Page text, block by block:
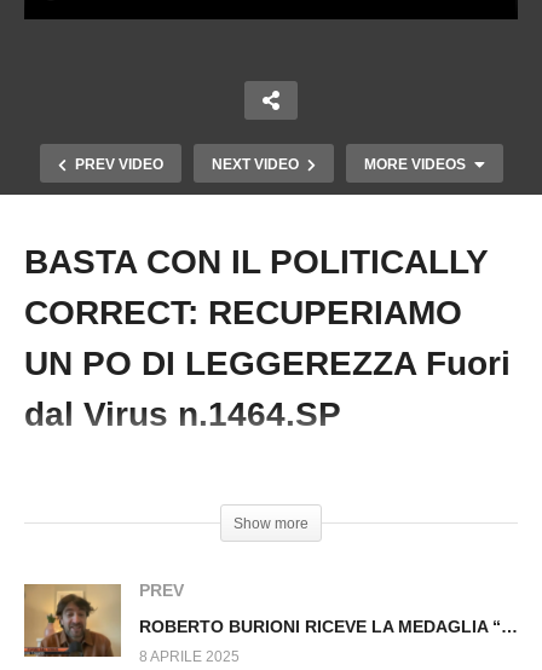
PREV VIDEO NEXT VIDEO MORE VIDEOS
Copy Embed Code
ELON MUSK ALLA CONFERENZA LEGA:
BASTA CON IL POLITICALLY
CORRECT: RECUPERIAMO
UN PO DI LEGGEREZZA Fuori
dal Virus n.1464.SP
Show more
PREV
ROBERTO BURIONI RICEVE LA MEDAGLIA “AL MERITO DELLA SANITA’ PUBBLICA” Fuori dal Virus n.1463.SP
8 APRILE 2025